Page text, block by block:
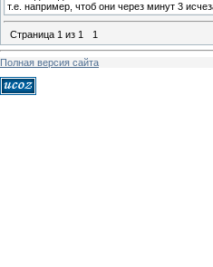
т.е. например, чтоб они через минут 3
Страница 1 из 1 1
Полная версия сайта